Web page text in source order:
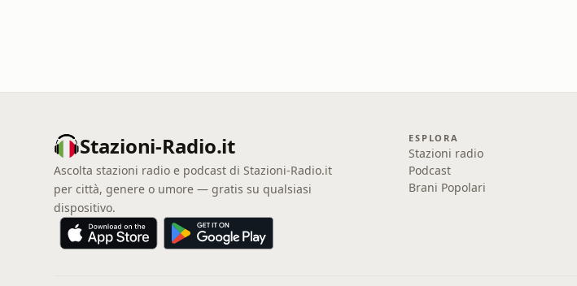
Stazioni-Radio.it
Ascolta stazioni radio e podcast di Stazioni-Radio.it
per città, genere o umore — gratis su qualsiasi
dispositivo.
ESPLORA
Stazioni radio
Podcast
Brani Popolari